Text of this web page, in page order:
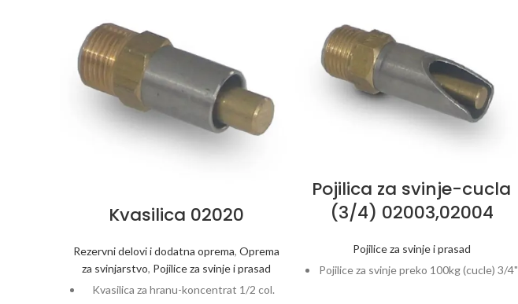
Kvasilica 02020
Rezervni delovi i dodatna oprema,Oprema
za svinjarstvo, Pojilice za svinje i prasad
Kvasilica za hranu-koncentrat 1/2 col.
Pojilica za svinje-cucla
(3/4) 02003,02004
Pojilice za svinje i prasad
Pojilice za svinje preko 100kg (cucle) 3/4"